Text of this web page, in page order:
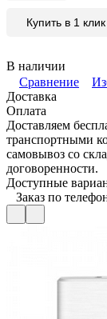
Купить в 1 клик
В наличии
Сравнение
Доставка
Оплата
Доставляем
транспортными
самовывоз со
договоренности.
Доступные
Заказ по